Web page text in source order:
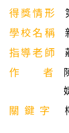
得獎情形
學校名稱
指導老師
作者
關鍵字